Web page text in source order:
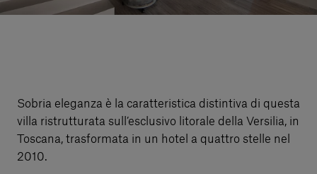
Accedi
Sobria eleganza è la caratteristica distintiva di questa
villa ristrutturata sull’esclusivo litorale della Versilia, in
Toscana, trasformata in un hotel a quattro stelle nel
2010.